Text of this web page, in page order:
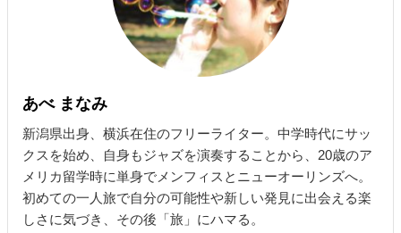
あべ まなみ
新潟県出身、横浜在住のフリーライター。中学時代にサッ
クスを始め、自身もジャズを演奏することから、20歳のア
メリカ留学時に単身でメンフィスとニューオーリンズへ。
初めての一人旅で自分の可能性や新しい発見に出会える楽
しさに気づき、その後「旅」にハマる。